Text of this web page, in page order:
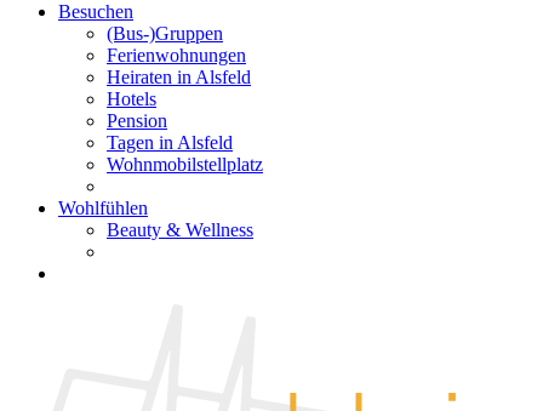
Besuchen
(Bus-)Gruppen
Ferienwohnungen
Heiraten in Alsfeld
Hotels
Pension
Tagen in Alsfeld
Wohnmobilstellplatz
Wohlfühlen
Beauty & Wellness